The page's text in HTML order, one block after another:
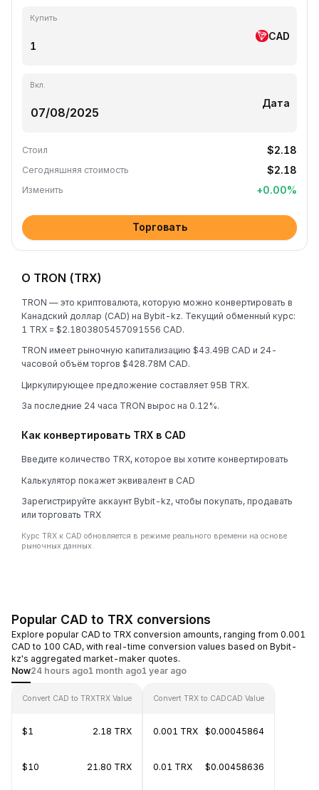
Купить
CAD
Вкл.
Дата
Стоил $2.18
Сегодняшняя стоимость $2.18
Изменить +0.00%
Торговать
О TRON (TRX)
TRON — это криптовалюта, которую можно конвертировать в
Канадский доллар (CAD) на Bybit-kz. Текущий обменный курс:
1 TRX = $2.1803805457091556 CAD.
TRON имеет рыночную капитализацию $43.49B CAD и 24-
часовой объём торгов $428.78M CAD.
Циркулирующее предложение составляет 95B TRX.
За последние 24 часа TRON вырос на 0.12%.
Как конвертировать TRX в CAD
Введите количество TRX, которое вы хотите конвертировать
Калькулятор покажет эквивалент в CAD
Зарегистрируйте аккаунт Bybit-kz, чтобы покупать, продавать
или торговать TRX
Курс TRX к CAD обновляется в режиме реального времени на основе
рыночных данных.
Popular CAD to TRX conversions
Explore popular CAD to TRX conversion amounts, ranging from 0.001
CAD to 100 CAD, with real-time conversion values based on Bybit-
kz's aggregated market-maker quotes.
Now24 hours ago1 month ago1 year ago
Convert CAD to TRXTRX Value
$1 2.18 TRX
$10 21.80 TRX
Convert TRX to CADCAD Value
0.001 TRX $0.00045864
0.01 TRX $0.00458636